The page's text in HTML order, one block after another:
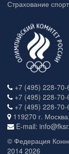
Страхование
+7 (495) 228-70-
+7 (495) 228-70-
+7 (495) 228-70-
119270 г.
E-mail:
© Федерация
2014 2026